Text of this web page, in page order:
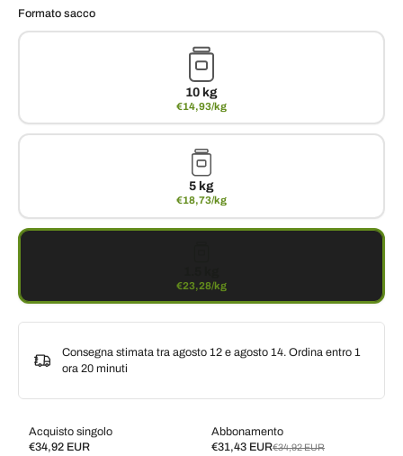
Formato sacco
10 kg
€14,93/kg
5 kg
€18,73/kg
€23,28/kg
Consegna stimata tra agosto 12 e agosto 14. Ordina entro 1
ora 20 minuti
Acquisto singolo
€34,92 EUR
Abbonamento
€31,43 EUR€34,92 EUR